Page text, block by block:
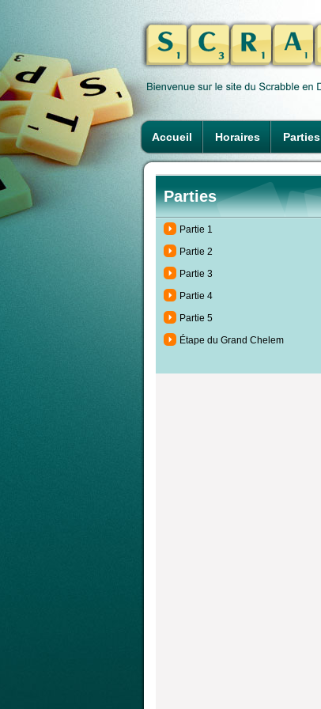
Accueil Horaires Parties
Parties
Partie 1
Partie 2
Partie 3
Partie 4
Partie 5
Étape du Grand Chelem